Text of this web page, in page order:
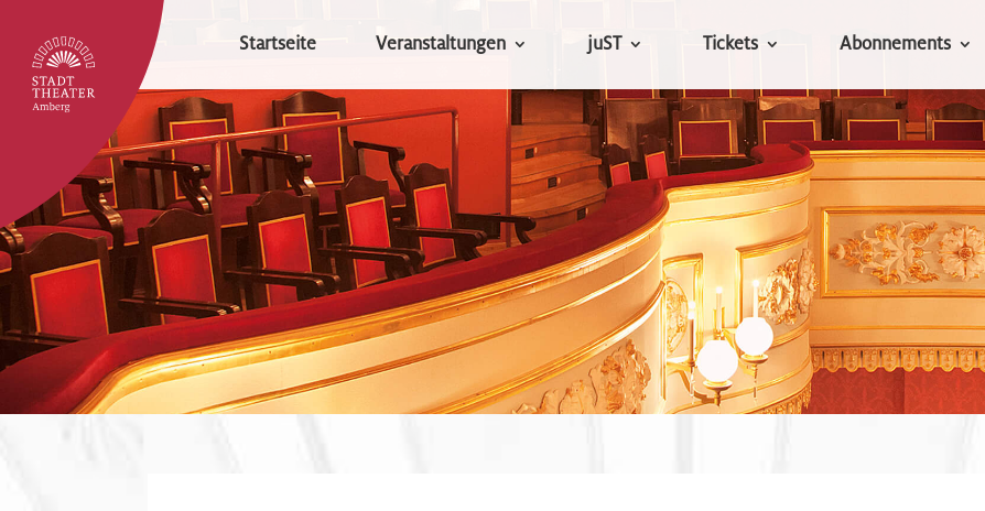
Startseite Veranstaltungen juST Tickets Abonnements